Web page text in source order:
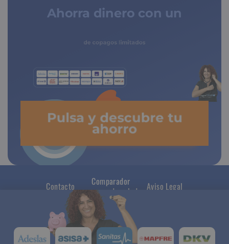
Ahorra dinero con un
de copagos limitados
Pulsa y descubre tu
ahorro
Contacto
Comparador
seguros de salud
Aviso Legal